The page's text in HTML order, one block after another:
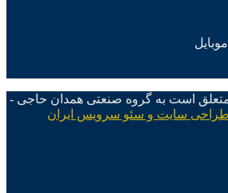
است به گروه صنعتی همدان حاجی -
سایت و سئو سرویس ایران